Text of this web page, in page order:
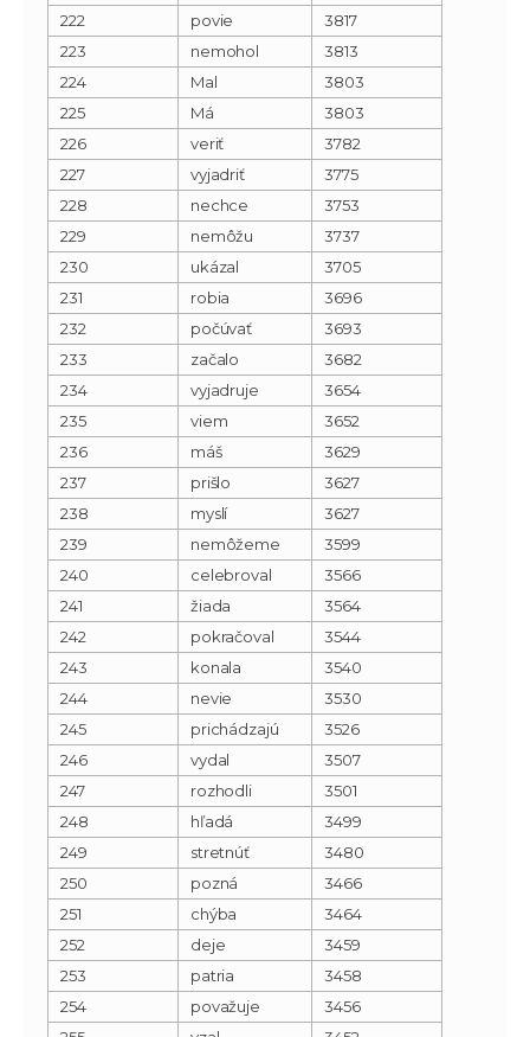
222
povie
3817
223
nemohol
3813
224
Mal
3803
225
Má
3803
226
veriť
3782
227
vyjadriť
3775
228
nechce
3753
229
nemôžu
3737
230
ukázal
3705
231
robia
3696
232
počúvať
3693
233
začalo
3682
234
vyjadruje
3654
235
viem
3652
236
máš
3629
237
prišlo
3627
238
myslí
3627
239
nemôžeme
3599
240
celebroval
3566
241
žiada
3564
242
pokračoval
3544
243
konala
3540
244
nevie
3530
245
prichádzajú
3526
246
vydal
3507
247
rozhodli
3501
248
hľadá
3499
249
stretnúť
3480
250
pozná
3466
251
chýba
3464
252
deje
3459
253
patria
3458
254
považuje
3456